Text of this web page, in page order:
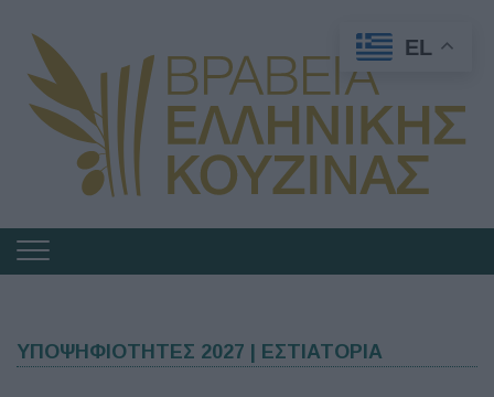
Πλοήγηση
Ελληνικής
ΥΠΟΨΗΦΙΟΤΗΤΕΣ 2027 | ΕΣΤΙΑΤΟΡΙΑ
EL